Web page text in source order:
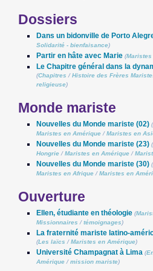
Dossiers
Dans un bidonville de Porto
Solidarité - bienfaisance)
Partir en hâte avec Marie (
Le Chapitre général dans la
(Chapitres /Histoire des Frères
religieuse)
Monde mariste
Nouvelles du Monde mariste (02) (
Maristes en Amérique /Maristes en
Nouvelles du Monde mariste (23) (
Hongrie /Maristes en Amérique /
Nouvelles du Monde mariste (30) (
Maristes en Afrique /Maristes en
Ouverture
Ellen, étudiante en théologie (
Missionnaires /témoignages)
La fraternité mariste latino-
(Les laïcs /Maristes en Amérique)
Université Champagnat à Lima (
Amérique /mission mariste)